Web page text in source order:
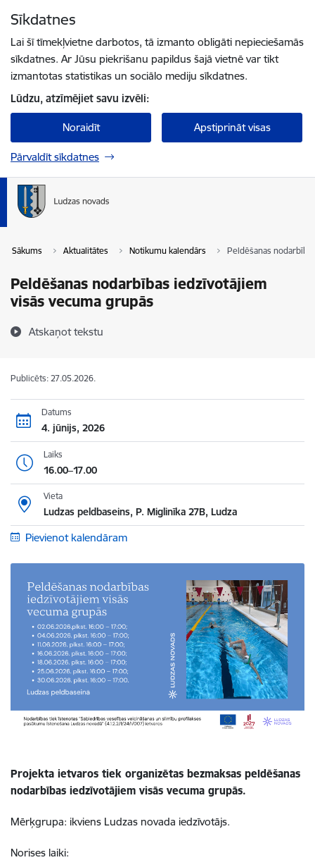
Sīkdatnes
Lai šī tīmekļvietne darbotos, tā izmanto obligāti nepieciešamās
sīkdatnes. Ar Jūsu piekrišanu papildus šajā vietnē var tikt
izmantotas statistikas un sociālo mediju sīkdatnes.
Lūdzu, atzīmējiet savu izvēli:
Noraidīt Apstiprināt visas
Pārvaldīt sīkdatnes
Sākums Aktualitātes Notikumu kalendārs Peldēšanas
Peldēšanas nodarbības iedzīvotājiem
visās vecuma grupās
Atskaņot tekstu
Publicēts: 27.05.2026.
Datums
4. jūnijs, 2026
Laiks
16.00–17.00
Vieta
Ludzas peldbaseins, P. Miglinīka 27B, Ludza
Pievienot kalendāram
Projekta ietvaros tiek organizētas bezmaksas peldēšanas
nodarbības iedzīvotājiem visās vecuma grupās.
Mērķgrupa: ikviens Ludzas novada iedzīvotājs.
Norises laiki: